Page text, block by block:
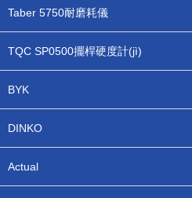
Taber 5750耐磨耗儀
TQC SP0500擺桿硬度計(jì)
BYK
DINKO
Actual